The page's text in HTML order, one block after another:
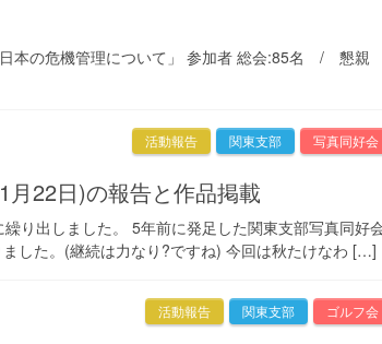
本の危機管理について」 参加者 総会:85名 / 懇親
写真同好会
関東支部
活動報告
月22日)の報告と作品掲載
り出しました。 5年前に発足した関東支部写真同好
した。(継続は力なり?ですね) 今回は秋たけなわ […]
ゴルフ会
関東支部
活動報告